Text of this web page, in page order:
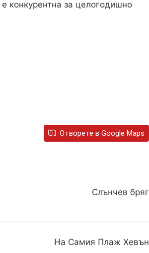
е конкурентна за целогодишно
Отворете в Google Maps
Слънчев бряг
На Самия Плаж Хевън